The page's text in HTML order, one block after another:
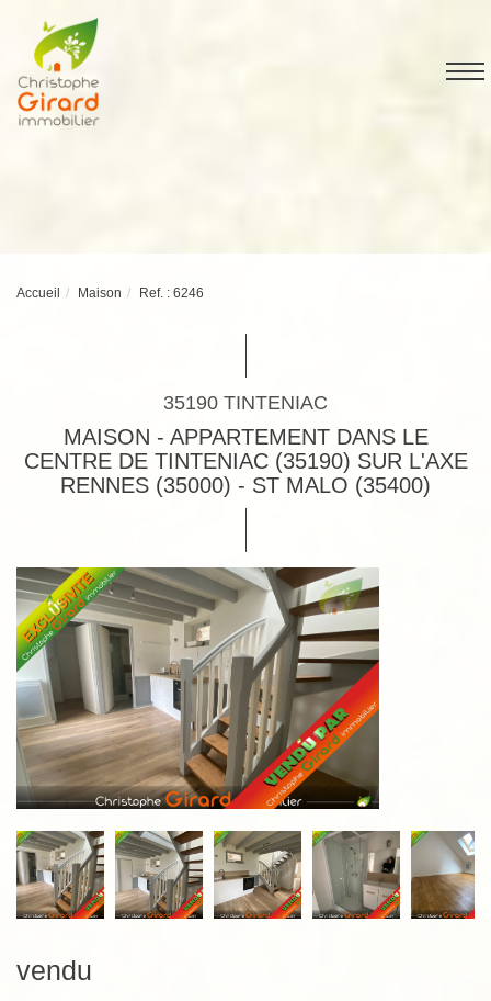
Accueil Maison Ref. : 6246
35190 TINTENIAC
MAISON - APPARTEMENT DANS LE
CENTRE DE TINTENIAC (35190) SUR L'AXE
RENNES (35000) - ST MALO (35400)
vendu